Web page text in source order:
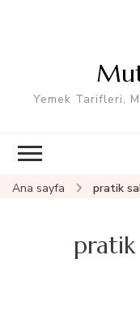
Yemek Tarifleri,
Ana sayfa pratik